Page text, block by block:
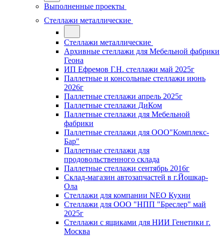
Выполненные проекты
Стеллажи металлические
Стеллажи металлические
Архивные стеллажи для Мебельной фабрики
Геона
ИП Ефремов Г.Н. стеллажи май 2025г
Паллетные и консольные стеллажи июнь
2026г
Паллетные стеллажи апрель 2025г
Паллетные стеллажи ДиКом
Паллетные стеллажи для Мебельной
фабрики
Паллетные стеллажи для ООО"Комплекс-
Бар"
Паллетные стеллажи для
продовольственного склада
Паллетные стеллажи сентябрь 2016г
Склад-магазин автозапчастей в г.Йошкар-
Ола
Стеллажи для компании NEO Кухни
Стеллажи для ООО "НПП "Бреслер" май
2025г
Стеллажи с ящиками для НИИ Генетики г.
Москва